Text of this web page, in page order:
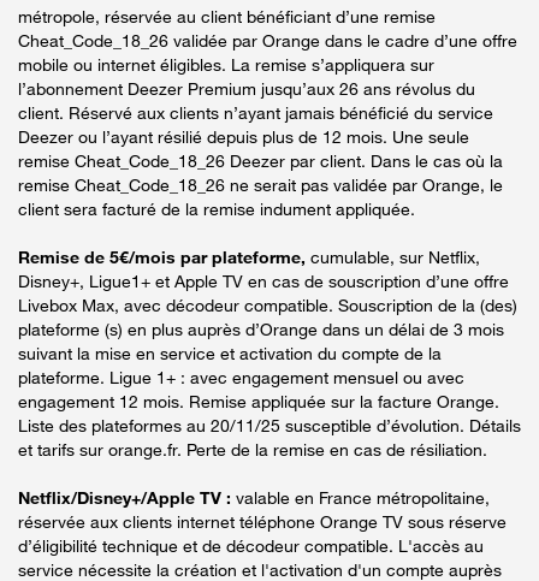
métropole, réservée au client bénéficiant d’une remise
Cheat_Code_18_26 validée par Orange dans le cadre d’une offre
mobile ou internet éligibles. La remise s’appliquera sur
l’abonnement Deezer Premium jusqu’aux 26 ans révolus du
client. Réservé aux clients n’ayant jamais bénéficié du service
Deezer ou l’ayant résilié depuis plus de 12 mois. Une seule
remise Cheat_Code_18_26 Deezer par client. Dans le cas où la
remise Cheat_Code_18_26 ne serait pas validée par Orange, le
client sera facturé de la remise indument appliquée.
Remise de 5€/mois par plateforme, cumulable, sur Netflix,
Disney+, Ligue1+ et Apple TV en cas de souscription d’une offre
Livebox Max, avec décodeur compatible. Souscription de la (des)
plateforme (s) en plus auprès d’Orange dans un délai de 3 mois
suivant la mise en service et activation du compte de la
plateforme. Ligue 1+ : avec engagement mensuel ou avec
engagement 12 mois. Remise appliquée sur la facture Orange.
Liste des plateformes au 20/11/25 susceptible d’évolution. Détails
et tarifs sur orange.fr. Perte de la remise en cas de résiliation.
Netflix/Disney+/Apple TV : valable en France métropolitaine,
réservée aux clients internet téléphone Orange TV sous réserve
d’éligibilité technique et de décodeur compatible. L'accès au
service nécessite la création et l'activation d'un compte auprès